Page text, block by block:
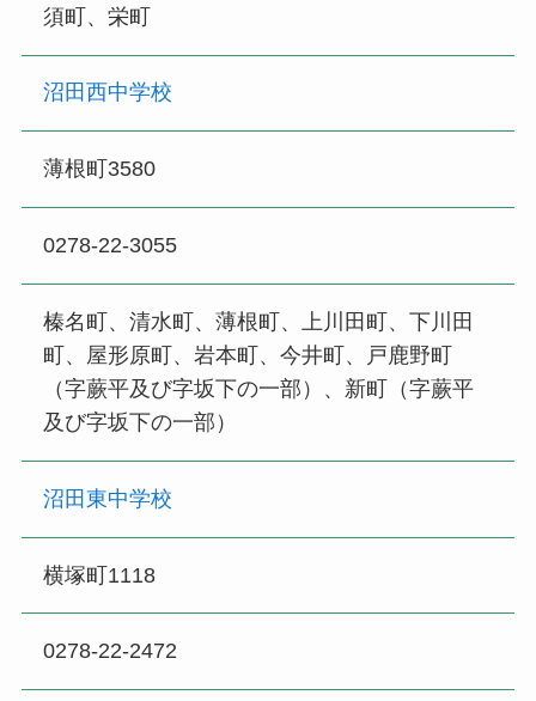
須町、栄町
沼田西中学校
薄根町3580
0278-22-3055
榛名町、清水町、薄根町、上川田町、下川田
町、屋形原町、岩本町、今井町、戸鹿野町
（字蕨平及び字坂下の一部）、新町（字蕨平
及び字坂下の一部）
沼田東中学校
横塚町1118
0278-22-2472